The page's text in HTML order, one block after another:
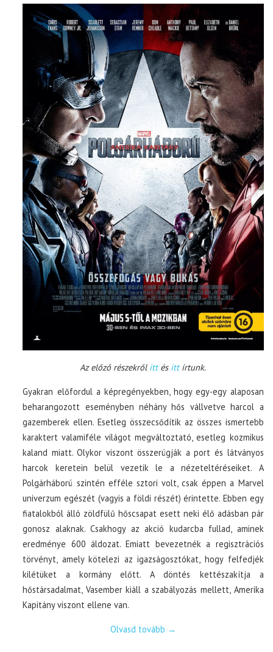
Az előző részekről ittés ittírtunk.
Gyakran előfordul a képregényekben, hogy egy-egy alaposan
beharangozott eseményben néhány hős vállvetve harcol a
gazemberek ellen. Esetleg összecsődítik az összes ismertebb
karaktert valamiféle világot megváltoztató, esetleg kozmikus
kaland miatt. Olykor viszont összerúgják a port és látványos
harcok keretein belül vezetik le a nézeteltéréseiket. A
Polgárháború szintén efféle sztori volt, csak éppen a Marvel
univerzum egészét (vagyis a földi részét) érintette. Ebben egy
fiatalokból álló zöldfülű hőscsapat esett neki élő adásban pár
gonosz alaknak. Csakhogy az akció kudarcba fullad, aminek
eredménye 600 áldozat. Emiatt bevezetnék a regisztrációs
törvényt, amely kötelezi az igazságosztókat, hogy felfedjék
kilétüket a kormány előtt. A döntés kettészakítja a
hőstársadalmat, Vasember kiáll a szabályozás mellett, Amerika
Kapitány viszont ellene van.
Olvasd tovább →